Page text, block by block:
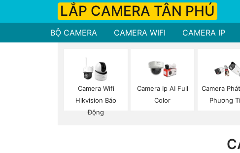
LẮP CAMERA TÂN PHÚ
BỘ CAMERA CAMERA WIFI CAMERA IP
Camera Wifi
Hikvision Báo
Động
Camera Ip AI Full
Color
Camera
Phương